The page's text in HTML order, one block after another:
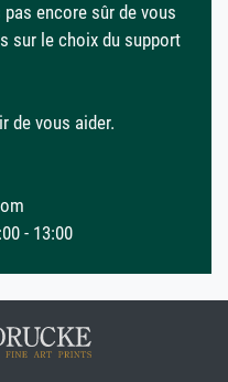
encore sûr de vous
sur le choix du support
de vous aider.
- 13:00